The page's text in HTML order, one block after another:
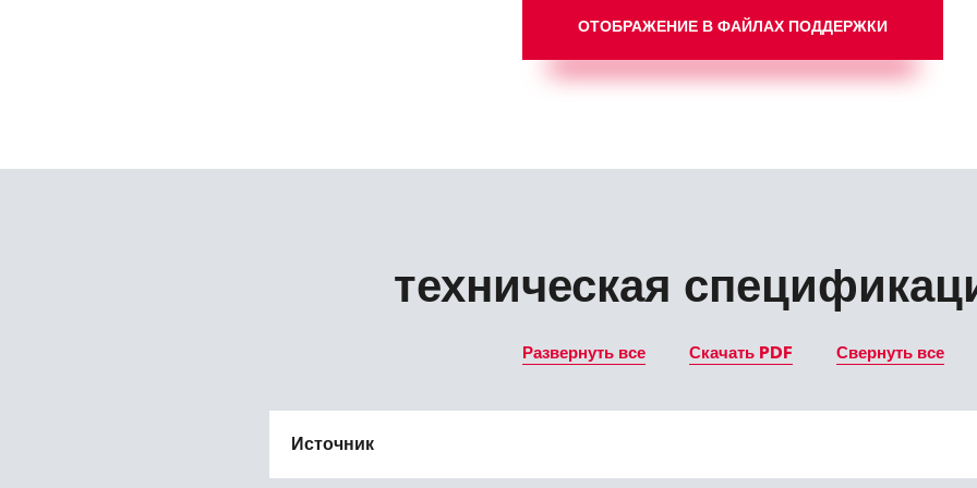
ОТОБРАЖЕНИЕ В ФАЙЛАХ ПОДДЕРЖКИ
техническая
Развернуть все Скачать PDF Свернуть все
Источник